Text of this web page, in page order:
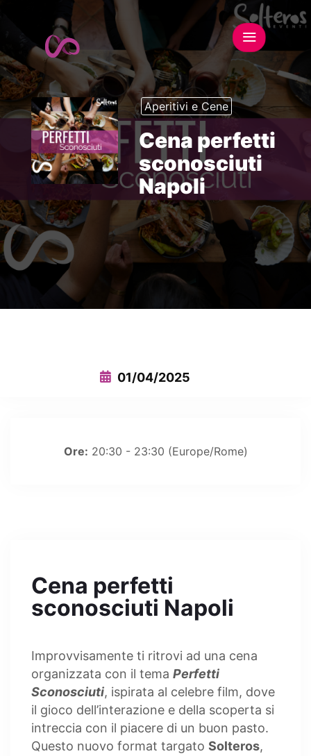
Aperitivi e Cene
Cena perfetti
sconosciuti
Napoli
01/04/2025
Cena perfetti
sconosciuti Napoli
Improvvisamente ti ritrovi ad una cena
organizzata con il tema Perfetti
Sconosciuti, ispirata al celebre film, dove
il gioco dell’interazione e della scoperta si
intreccia con il piacere di un buon pasto.
Questo nuovo format targato Solteros,
Ore: 20:30 - 23:30 (Europe/Rome)